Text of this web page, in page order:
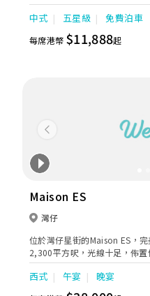
的浪漫婚禮。 WM大禮堂面積超過1000平方米，典雅輝煌的裝潢配
上7米的高樓底及無柱式空間設
配備先進的視聽設備及巨型
方米) ，是舉辦大型活動及會議
中式 五星級 免費泊車
每席港幣 $11,888起
Previous
Maison ES
灣仔
位於灣仔星街的Maison ES，
2,300平方呎，光線十足，佈
藝術珍品及古典傢俱，例如手
個空間洋溢著法式復古韻味，
包場舉行證婚酒會及小型婚宴。
西式 午宴 晚宴